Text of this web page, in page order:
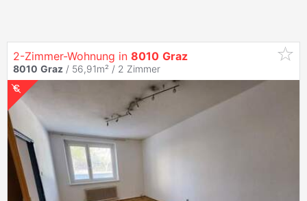
2-Zimmer-Wohnung in 8010 Graz
8010 Graz / 56,91m² / 2 Zimmer